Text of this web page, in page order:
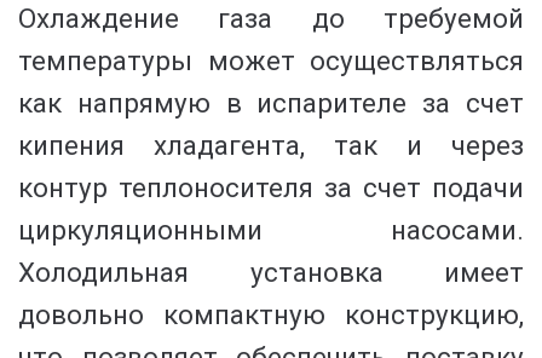
Охлаждение газа до требуемой
температуры может осуществляться
как напрямую в испарителе за счет
кипения хладагента, так и через
контур теплоносителя за счет подачи
циркуляционными насосами.
Холодильная установка имеет
довольно компактную конструкцию,